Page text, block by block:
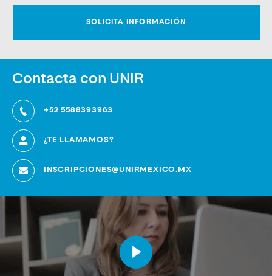
Contacta con UNIR
+52 5588393963
¿TE LLAMAMOS?
INSCRIPCIONES@UNIRMEXICO.MX